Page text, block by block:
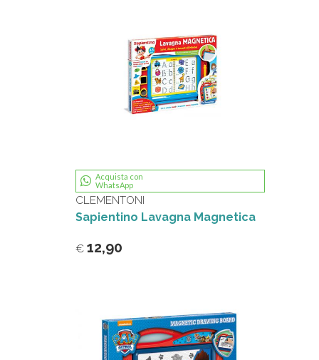
Acquista con
WhatsApp
CLEMENTONI
Sapientino Lavagna Magnetica
€ 12,90